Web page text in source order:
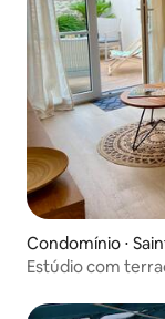
Condomínio ⋅
Estúdio com